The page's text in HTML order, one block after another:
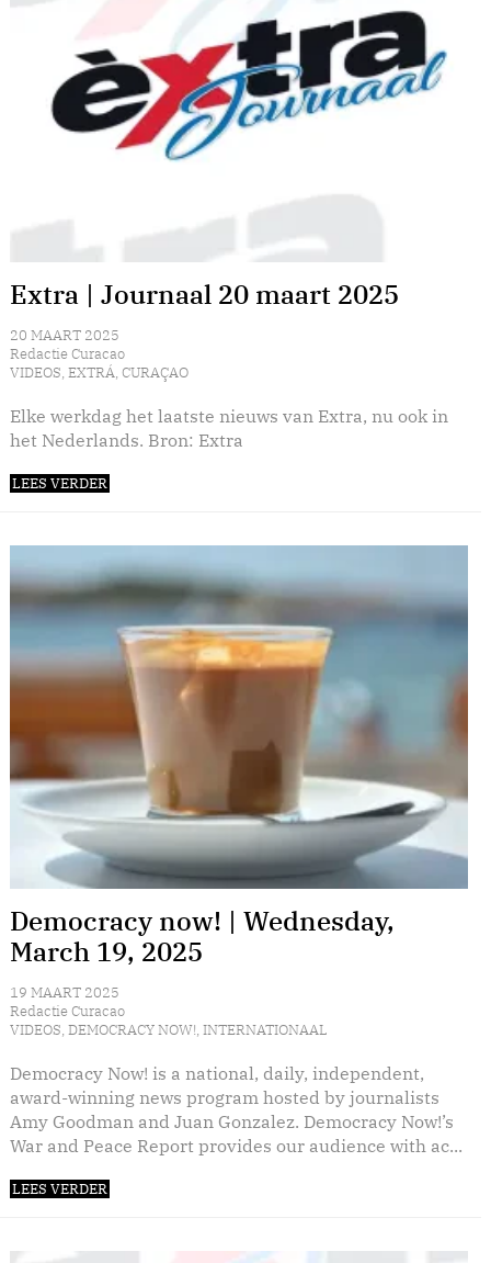
Extra | Journaal 20 maart 2025
20 MAART 2025
Redactie Curacao
VIDEOS, EXTRÁ, CURAÇAO
Elke werkdag het laatste nieuws van Extra, nu ook in
het Nederlands. Bron: Extra
LEES VERDER
Democracy now! | Wednesday,
March 19, 2025
19 MAART 2025
Redactie Curacao
VIDEOS, DEMOCRACY NOW!, INTERNATIONAAL
Democracy Now! is a national, daily, independent,
award-winning news program hosted by journalists
Amy Goodman and Juan Gonzalez. Democracy Now!’s
War and Peace Report provides our audience with ac...
LEES VERDER